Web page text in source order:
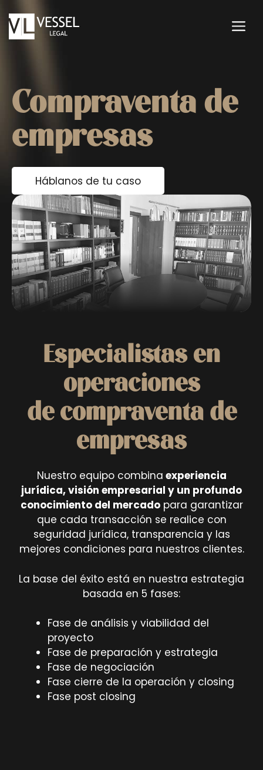
contenido
Compraventa de
empresas
Háblanos de tu caso
Especialistas en
operaciones
de compraventa de
empresas
Nuestro equipo combina experiencia
jurídica, visión empresarial y un profundo
conocimiento del mercadopara garantizar
que cada transacción se realice con
seguridad jurídica, transparencia y las
mejores condiciones para nuestros clientes.
La base del éxito está en nuestra estrategia
basada en 5 fases:
Fase de análisis y viabilidad del
proyecto
Fase de preparación y estrategia
Fase de negociación
Fase cierre de la operación y closing
Fase post closing